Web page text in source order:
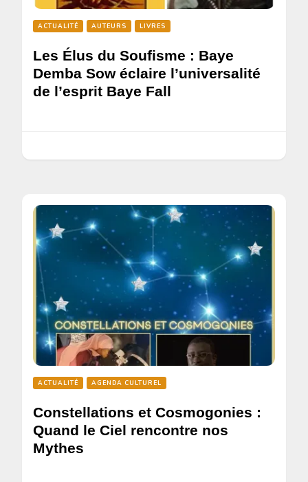
ACTUALITÉ AUTEURS LIVRES
Les Élus du Soufisme : Baye
Demba Sow éclaire l’universalité
de l’esprit Baye Fall
ACTUALITÉ AGENDA CULTUREL
Constellations et Cosmogonies :
Quand le Ciel rencontre nos
Mythes